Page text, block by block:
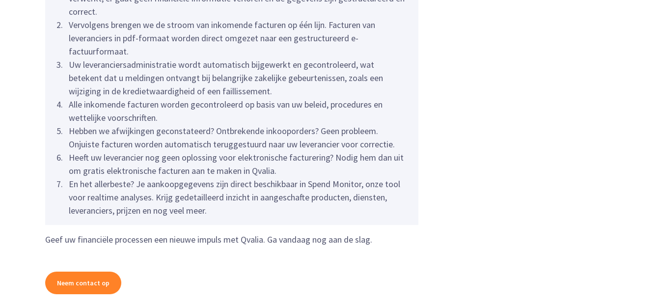
correct.
Vervolgens brengen we de stroom van inkomende facturen op één lijn. Facturen van
leveranciers in pdf-formaat worden direct omgezet naar een gestructureerd e-
factuurformaat.
Uw leveranciersadministratie wordt automatisch bijgewerkt en gecontroleerd, wat
betekent dat u meldingen ontvangt bij belangrijke zakelijke gebeurtenissen, zoals een
wijziging in de kredietwaardigheid of een faillissement.
Alle inkomende facturen worden gecontroleerd op basis van uw beleid, procedures en
wettelijke voorschriften.
Hebben we afwijkingen geconstateerd? Ontbrekende inkooporders? Geen probleem.
Onjuiste facturen worden automatisch teruggestuurd naar uw leverancier voor correctie.
Heeft uw leverancier nog geen oplossing voor elektronische facturering? Nodig hem dan uit
om gratis elektronische facturen aan te maken in Qvalia.
En het allerbeste? Je aankoopgegevens zijn direct beschikbaar in Spend Monitor, onze tool
voor realtime analyses. Krijg gedetailleerd inzicht in aangeschafte producten, diensten,
leveranciers, prijzen en nog veel meer.
Geef uw financiële processen een nieuwe impuls met Qvalia. Ga vandaag nog aan de slag.
Neem contact op